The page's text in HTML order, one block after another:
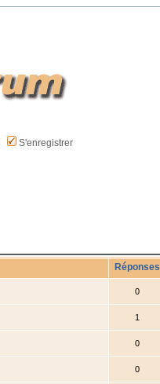
S'enregistrer
Réponses
0
1
0
0